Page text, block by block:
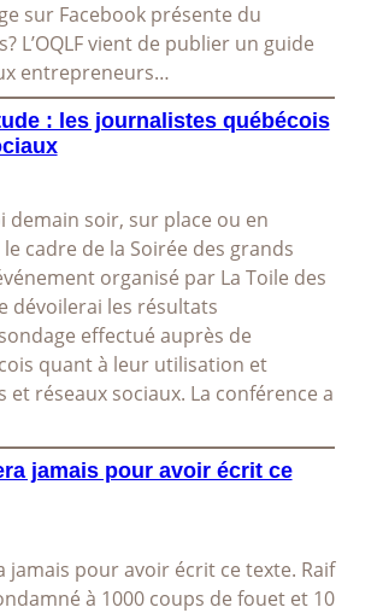
sur Facebook présente du
L’OQLF vient de publier un guide
entrepreneurs…
: les journalistes québécois
demain soir, sur place ou en
cadre de la Soirée des grands
organisé par La Toile des
dévoilerai les résultats
effectué auprès de
quant à leur utilisation et
et réseaux sociaux. La conférence a
jamais pour avoir écrit ce
jamais pour avoir écrit ce texte. Raif
à 1000 coups de fouet et 10